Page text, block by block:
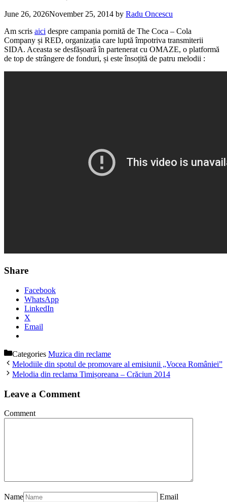
June 26, 2026November 25, 2014 by Radu Oncescu
Am scris aici despre campania pornită de The Coca – Cola
Company și RED, organizația care luptă împotriva transmiterii
SIDA. Aceasta se desfășoară în partenerat cu OMAZE, o platformă
de top de strângere de fonduri, și este însoțită de patru melodii :
Share
Facebook
WhatsApp
LinkedIn
X
Email
Categories Muzica din reclame
Melodiile din spotul de promovare al emisiunii „Vocea României”
Melodia din reclama Timișoreana – Crăciun 2014
Leave a Comment
Comment
Name
Email